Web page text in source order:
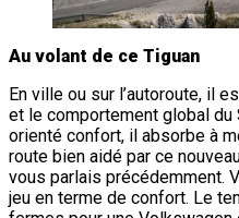
Au volant de ce Tiguan
En ville ou sur l’autoroute, il
et le comportement global du
orienté confort, il absorbe à
route bien aidé par ce
vous parlais précédemment.
jeu en terme de confort. Le